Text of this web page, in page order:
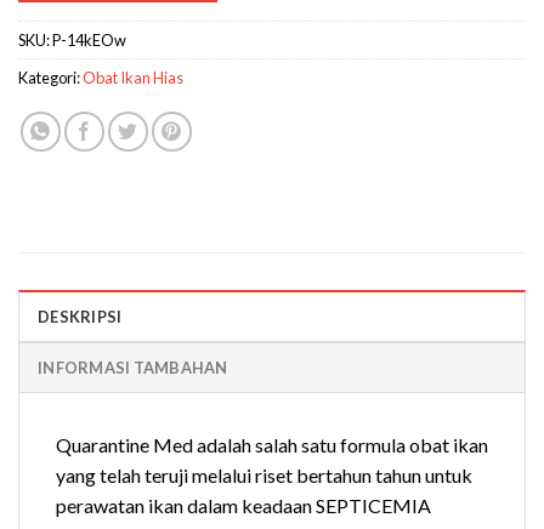
SKU:P-14kEOw
Kategori:Obat Ikan Hias
DESKRIPSI
INFORMASI TAMBAHAN
Quarantine Med adalah salah satu formula obat ikan
yang telah teruji melalui riset bertahun tahun untuk
perawatan ikan dalam keadaan SEPTICEMIA